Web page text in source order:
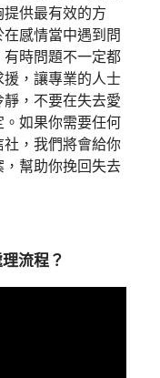
供最有效的方
感情當中遇到問
時問題不一定都
，讓專業的人士
，不要在失去愛
如果你需要任何
，我們將會給你
幫助你挽回失去
流程？